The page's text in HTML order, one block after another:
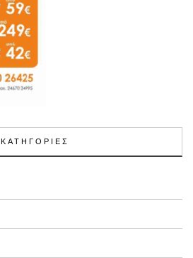
ΚΑΤΗΓΟΡΙΕΣ